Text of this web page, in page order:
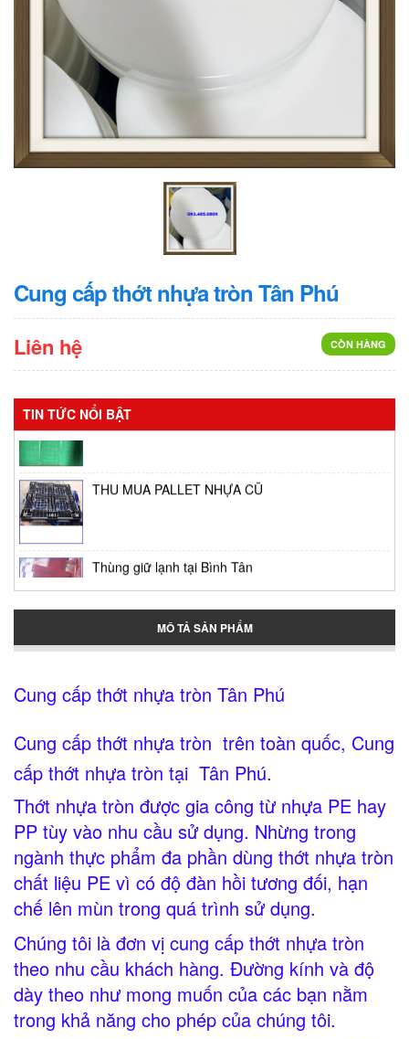
Cung cấp thớt nhựa tròn Tân Phú
CÒN HÀNG
Liên hệ
TIN TỨC NỔI BẬT
Vỉ phơi bánh tráng
THU MUA PALLET NHỰA CŨ
Thùng giữ lạnh tại Bình Tân
Thùng đựng đá lớn
Pallet nhựa Tân Phú
Thớt nhựa cho nhà bếp
Thớt nhựa làm băng tải
MÔ TẢ SẢN PHẨM
Cung cấp thớt nhựa tròn Tân Phú
Cung cấp thớt nhựa tròn trên toàn quốc, Cung
cấp thớt nhựa tròn tại Tân Phú.
Thớt nhựa tròn được gia công từ nhựa PE hay
PP tùy vào nhu cầu sử dụng. Nhừng trong
ngành thực phẩm đa phần dùng thớt nhựa tròn
chất liệu PE vì có độ đàn hồi tương đối, hạn
chế lên mùn trong quá trình sử dụng.
Chúng tôi là đơn vị cung cấp thớt nhựa tròn
theo nhu cầu khách hàng. Đường kính và độ
dày theo như mong muốn của các bạn nằm
trong khả năng cho phép của chúng tôi.